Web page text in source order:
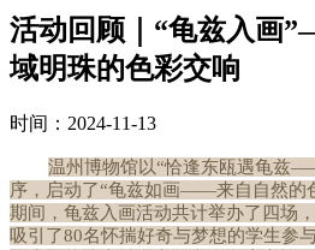
活动回顾｜“龟兹入画
域明珠的色彩交响
时间：2024-11-13
温州博物馆以“恰逢东瓯遇龟兹
序，启动了“龟兹如画——来自自然的
期间，龟兹入画活动共计举办了四场
吸引了80名怀揣好奇与梦想的学生参